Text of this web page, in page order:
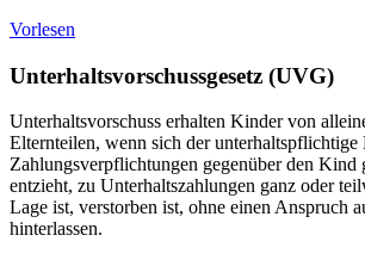
Vorlesen
Unterhaltsvorschussgesetz (UVG)
Unterhaltsvorschuss erhalten Kinder von
Elternteilen, wenn sich der unterhaltspflichtige
Zahlungsverpflichtungen gegenüber den Kind
entzieht, zu Unterhaltszahlungen ganz oder
Lage ist, verstorben ist, ohne einen Anspruch
hinterlassen.